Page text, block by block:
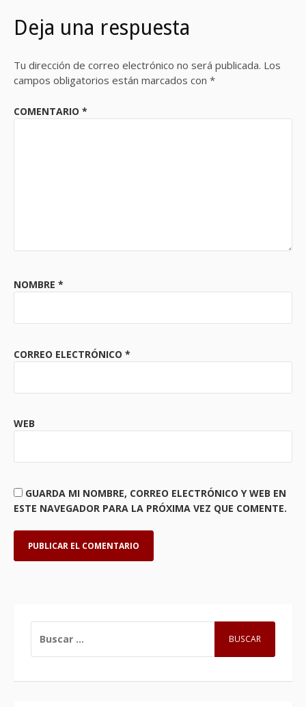
Deja una respuesta
Tu dirección de correo electrónico no será publicada. Los
campos obligatorios están marcados con *
COMENTARIO *
NOMBRE *
CORREO ELECTRÓNICO *
WEB
GUARDA MI NOMBRE, CORREO ELECTRÓNICO Y WEB EN
ESTE NAVEGADOR PARA LA PRÓXIMA VEZ QUE COMENTE.